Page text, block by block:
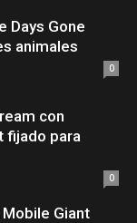
Days Gone
animales
0
con
fijado para
0
Giant